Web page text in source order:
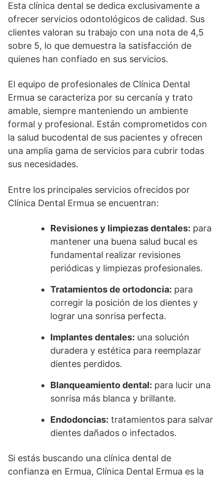
Esta clínica dental se dedica exclusivamente a
ofrecer servicios odontológicos de calidad. Sus
clientes valoran su trabajo con una nota de 4,5
sobre 5, lo que demuestra la satisfacción de
quienes han confiado en sus servicios.
El equipo de profesionales de Clínica Dental
Ermua se caracteriza por su cercanía y trato
amable, siempre manteniendo un ambiente
formal y profesional. Están comprometidos con
la salud bucodental de sus pacientes y ofrecen
una amplia gama de servicios para cubrir todas
sus necesidades.
Entre los principales servicios ofrecidos por
Clínica Dental Ermua se encuentran:
Revisiones y limpiezas dentales: para
mantener una buena salud bucal es
fundamental realizar revisiones
periódicas y limpiezas profesionales.
Tratamientos de ortodoncia: para
corregir la posición de los dientes y
lograr una sonrisa perfecta.
Implantes dentales: una solución
duradera y estética para reemplazar
dientes perdidos.
Blanqueamiento dental: para lucir una
sonrisa más blanca y brillante.
Endodoncias: tratamientos para salvar
dientes dañados o infectados.
Si estás buscando una clínica dental de
confianza en Ermua, Clínica Dental Ermua es la